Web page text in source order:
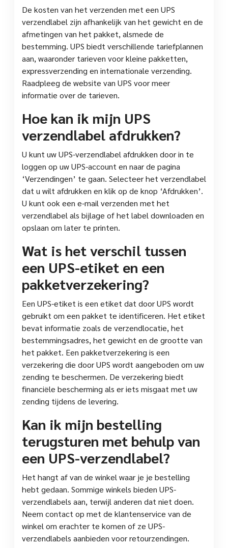
De kosten van het verzenden met een UPS
verzendlabel zijn afhankelijk van het gewicht en de
afmetingen van het pakket, alsmede de
bestemming. UPS biedt verschillende tariefplannen
aan, waaronder tarieven voor kleine pakketten,
expressverzending en internationale verzending.
Raadpleeg de website van UPS voor meer
informatie over de tarieven.
Hoe kan ik mijn UPS
verzendlabel afdrukken?
U kunt uw UPS-verzendlabel afdrukken door in te
loggen op uw UPS-account en naar de pagina
‘Verzendingen’ te gaan. Selecteer het verzendlabel
dat u wilt afdrukken en klik op de knop ‘Afdrukken’.
U kunt ook een e-mail verzenden met het
verzendlabel als bijlage of het label downloaden en
opslaan om later te printen.
Wat is het verschil tussen
een UPS-etiket en een
pakketverzekering?
Een UPS-etiket is een etiket dat door UPS wordt
gebruikt om een pakket te identificeren. Het etiket
bevat informatie zoals de verzendlocatie, het
bestemmingsadres, het gewicht en de grootte van
het pakket. Een pakketverzekering is een
verzekering die door UPS wordt aangeboden om uw
zending te beschermen. De verzekering biedt
financiële bescherming als er iets misgaat met uw
zending tijdens de levering.
Kan ik mijn bestelling
terugsturen met behulp van
een UPS-verzendlabel?
Het hangt af van de winkel waar je je bestelling
hebt gedaan. Sommige winkels bieden UPS-
verzendlabels aan, terwijl anderen dat niet doen.
Neem contact op met de klantenservice van de
winkel om erachter te komen of ze UPS-
verzendlabels aanbieden voor retourzendingen.